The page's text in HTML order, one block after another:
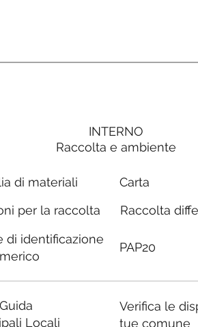
INTERNO
Raccolta e ambiente
di materiali
per la raccolta
di identificazione
Locali
Carta
Raccolta
PAP20
Verifica le
tue comune